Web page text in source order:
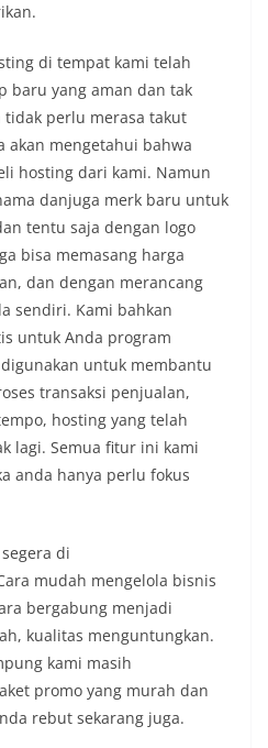
di tempat kami telah
baru yang aman dan tak
tidak perlu merasa takut
akan mengetahui bahwa
hosting dari kami. Namun
danjuga merk baru untuk
tentu saja dengan logo
bisa memasang harga
dan dengan merancang
sendiri. Kami bahkan
untuk Anda program
untuk membantu
transaksi penjualan,
hosting yang telah
lagi. Semua fitur ini kami
anda hanya perlu fokus
di
mudah mengelola bisnis
bergabung menjadi
kualitas menguntungkan.
kami masih
promo yang murah dan
rebut sekarang juga.